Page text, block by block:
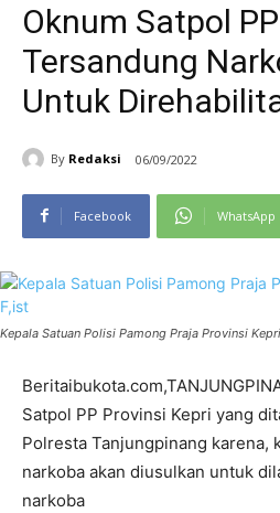
Oknum Satpol
Tersandung
Untuk
By Redaksi 06/09/2022
Facebook WhatsApp
Kepala Satuan Polisi Pamong Praja Provinsi
Satpol PP Provinsi Kepri yang
Polresta Tanjungpinang karena,
narkoba akan diusulkan untuk
narkoba